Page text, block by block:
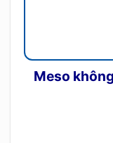
Meso